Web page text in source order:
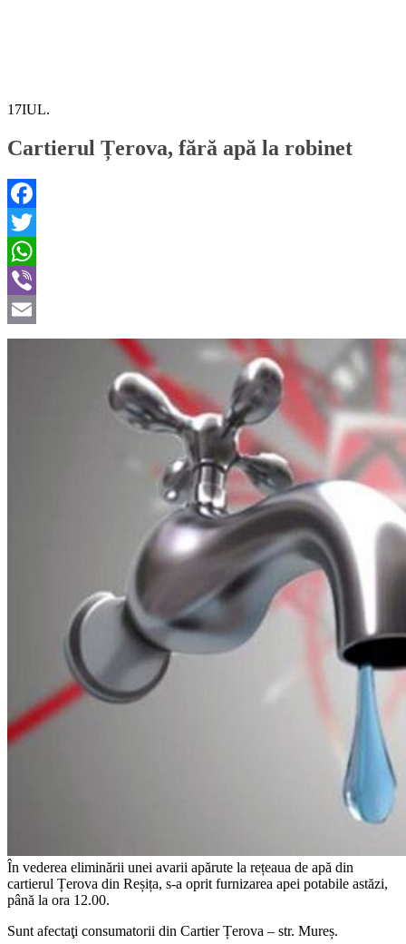
17IUL.
Cartierul Țerova, fără apă la robinet
Facebook
Twitter
WhatsApp
Viber
Email
În vederea eliminării unei avarii apărute la rețeaua de apă din
cartierul Țerova din Reșița, s-a oprit furnizarea apei potabile astăzi,
până la ora 12.00.
Sunt afectaţi consumatorii din Cartier Țerova – str. Mureș.